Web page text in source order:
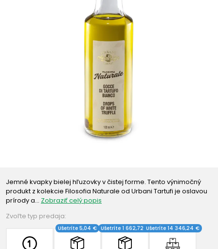
Jemné kvapky bielej hľuzovky v čistej forme. Tento výnimočný
produkt z kolekcie Filosofia Naturale od Urbani Tartufi je oslavou
prírody a… Zobraziť celý popis
Zvoľte typ predaja:
Ušetríte 5,04 € Ušetríte 1 662,72 €Ušetríte 14 346,24 €